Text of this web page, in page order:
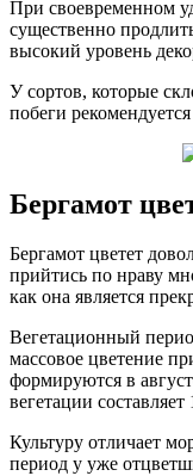
При своевременном
существенно
высокий уровень
У сортов, которые
побеги
Бергамот
Бергамот цветет
прийтись по нраву
как она является
Вегетационный
массовое цветение
формируются в
вегетации составляет
Культуру отличает
период у уже